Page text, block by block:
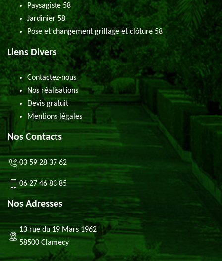
Paysagiste 58
Jardinier 58
Pose et changement grillage et clôture 58
Liens Divers
Contactez-nous
Nos réalisations
Devis gratuit
Mentions légales
Nos Contacts
03 59 28 37 62
06 27 46 83 85
Nos Adresses
13 rue du 19 Mars 1962
58500 Clamecy